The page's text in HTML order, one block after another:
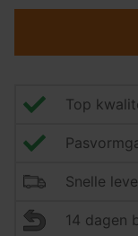
Top
Snelle
14 dagen